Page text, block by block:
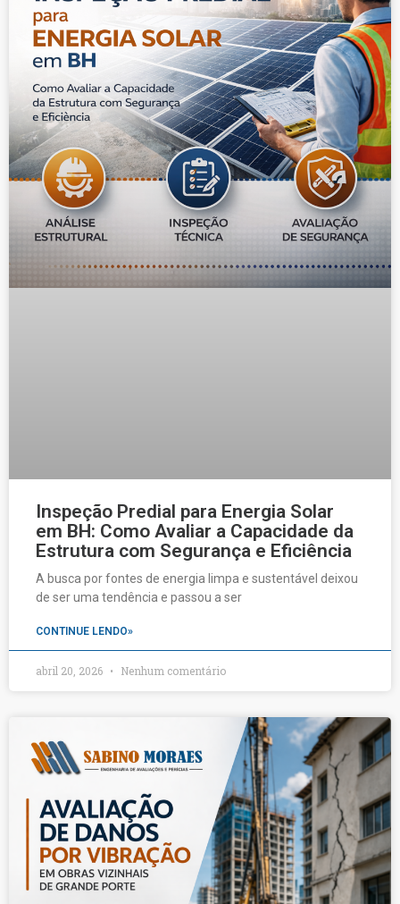
Inspeção Predial para Energia Solar
em BH: Como Avaliar a Capacidade da
Estrutura com Segurança e Eficiência
A busca por fontes de energia limpa e sustentável deixou
de ser uma tendência e passou a ser
CONTINUE LENDO»
abril 20, 2026 Nenhum comentário